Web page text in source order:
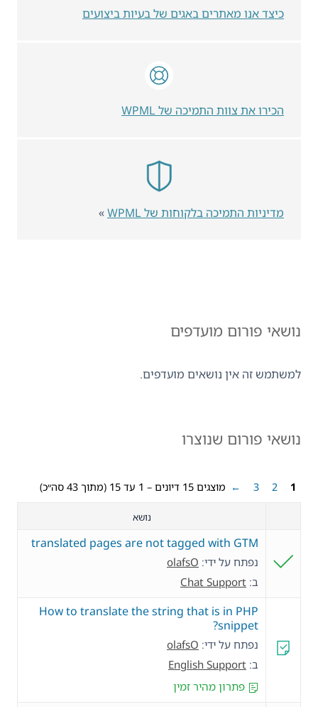
נושאי פורום מועדפים
למשתמש זה אין נושאים מועדפים.
נושאי פורום שנוצרו
מוצגים 15 דיונים – 1 עד 15 (מתוך 43 סה״כ) 1
2
3
←
נושא
translated pages are not tagged with GTM
נפתח על ידי: olafsO
ב: Chat Support
How to translate the string that is in PHP
snippet?
נפתח על ידי: olafsO
ב: English Support
פתרון מהיר זמין
כיצד אנו מאתרים באגים של בעיות ביצועים
הכירו את צוות התמיכה של WPML
מדיניות התמיכה בלקוחות של WPML »